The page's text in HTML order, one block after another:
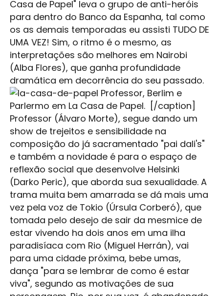
Casa de Papel" leva o grupo de anti-heróis
para dentro do Banco da Espanha, tal como
os as demais temporadas eu assisti TUDO DE
UMA VEZ! Sim, o ritmo é o mesmo, as
interpretações são melhores em Nairobi
(Alba Flores), que ganha profundidade
dramática em decorrência do seu passado.
Professor, Berlim e
Parlermo em La Casa de Papel. [/caption]
Professor (Álvaro Morte), segue dando um
show de trejeitos e sensibilidade na
composição do já sacramentado "pai dali's"
e também a novidade é para o espaço de
reflexão social que desenvolve Helsinki
(Darko Peric), que aborda sua sexualidade. A
trama muita bem amarrada se dá mais uma
vez pela voz de Tokio (Úrsula Corberó), que
tomada pelo desejo de sair da mesmice de
estar vivendo ha dois anos em uma ilha
paradisíaca com Rio (Miguel Herrán), vai
para uma cidade próxima, bebe umas,
dança "para se lembrar de como é estar
viva", segundo as motivações de sua